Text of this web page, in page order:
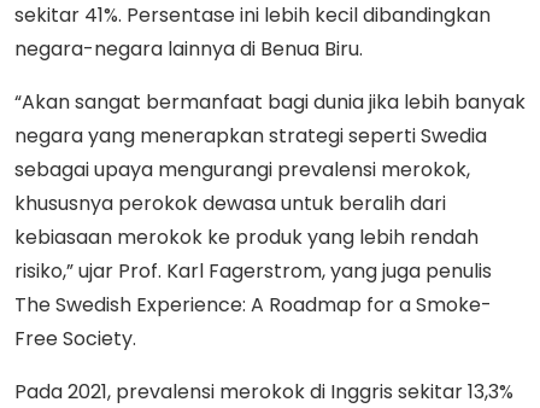
sekitar 41%. Persentase ini lebih kecil dibandingkan
negara-negara lainnya di Benua Biru.
“Akan sangat bermanfaat bagi dunia jika lebih banyak
negara yang menerapkan strategi seperti Swedia
sebagai upaya mengurangi prevalensi merokok,
khususnya perokok dewasa untuk beralih dari
kebiasaan merokok ke produk yang lebih rendah
risiko,” ujar Prof. Karl Fagerstrom, yang juga penulis
The Swedish Experience: A Roadmap for a Smoke-
Free Society.
Pada 2021, prevalensi merokok di Inggris sekitar 13,3%